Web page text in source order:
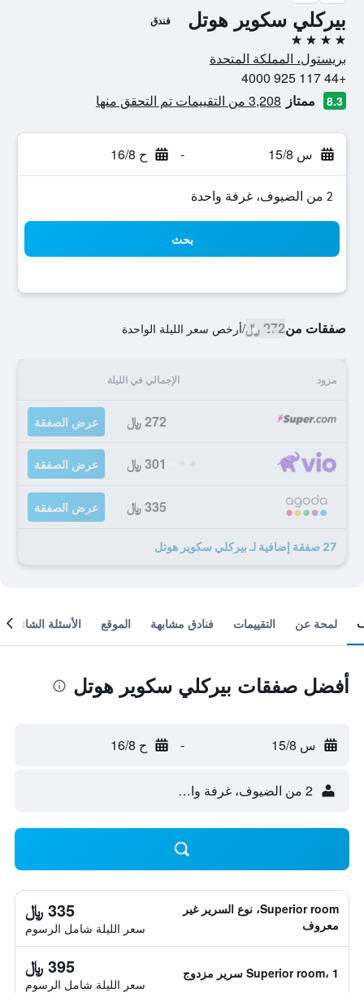
بيركلي سكوير هوتل فندق
4 نجوم
بريستول، المملكة المتحدة
+44 117 925 4000
8.3 ممتاز 3,208 من التقييمات تم التحقق منها
س 15/8 - ح 16/8
2 من الضيوف، غرفة واحدة
بحث
صفقات من272 ﷼ /أرخص سعر الليلة الواحدة
مزود الإجمالي في الليلة
272 ﷼ عرض الصفقة
301 ﷼ عرض الصفقة
335 ﷼ عرض الصفقة
27 صفقة إضافية لـ بيركلي سكوير هوتل
لمحة عن التقييمات فنادق مشابهة الموقع الأسئلة الشائعة
أفضل صفقات بيركلي سكوير هوتل
س 15/8 - ح 16/8
2 من الضيوف، غرفة واحدة
Superior room، نوع السرير غير
معروف
335 ﷼
سعر الليلة شامل الرسوم
Superior room، 1 سرير مزدوج 395 ﷼
سعر الليلة شامل الرسوم